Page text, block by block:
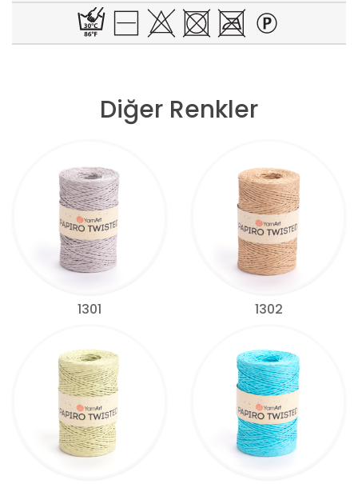
Diğer Renkler
1301 1302